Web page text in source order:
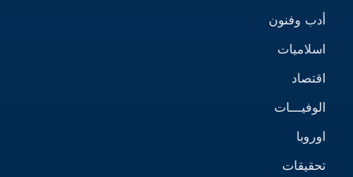
أدب وفنون
اسلاميات
اقتصاد
الوفيـــات
اوروبا
تحقيقات